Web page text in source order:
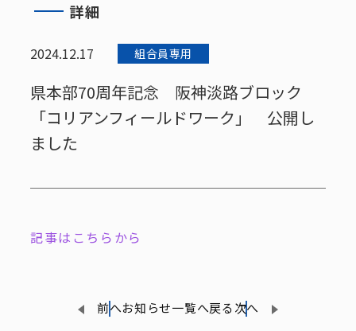
詳細
2024.12.17 組合員専用
県本部70周年記念 阪神淡路ブロック
「コリアンフィールドワーク」 公開し
ました
記事はこちらから
前へお知らせ一覧へ戻る次へ